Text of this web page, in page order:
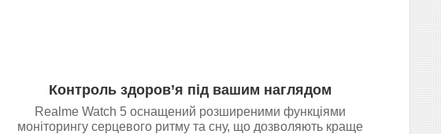
Контроль здоров’я під вашим наглядом
Realme Watch 5 оснащений розширеними функціями
моніторингу серцевого ритму та сну, що дозволяють краще